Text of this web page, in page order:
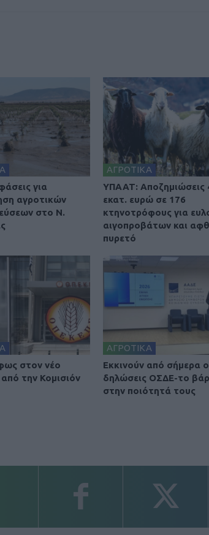
για
αγροτικών
στο Ν.
ΑΓΡΟΤΙΚΑ
ΥΠΑΑΤ: Αποζημιώσεις
εκατ. ευρώ σε 176
κτηνοτρόφους για
αιγοπροβάτων και
πυρετό
στον νέο
την Κομισιόν
ΑΓΡΟΤΙΚΑ
Εκκινούν από σήμερα
δηλώσεις ΟΣΔΕ-το
στην ποιότητά τους